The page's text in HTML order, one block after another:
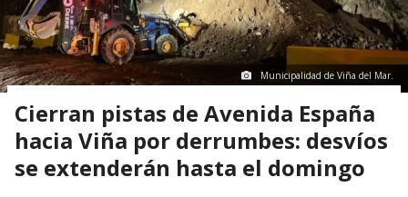
Municipalidad de Viña del Mar.
Cierran pistas de Avenida España
hacia Viña por derrumbes: desvíos
se extenderán hasta el domingo